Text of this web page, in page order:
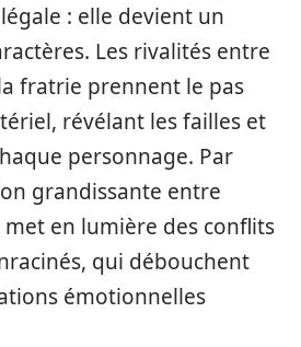
: elle devient un
Les rivalités entre
fratrie prennent le pas
révélant les failles et
personnage. Par
grandissante entre
met en lumière des conflits
qui débouchent
émotionnelles